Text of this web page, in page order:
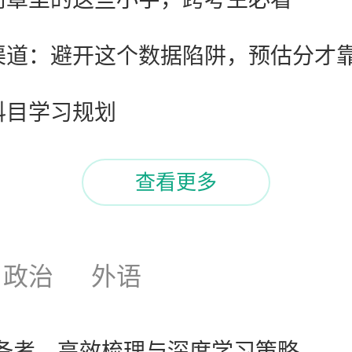
：避开这个数据陷阱，预估分才
学习规划
查看更多
政治 外语